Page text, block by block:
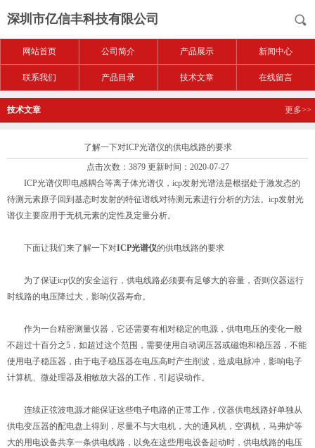
深圳市亿信丰科技有限公司
网站首页 公司简介 产品展示 新闻中心
联系我们 产品目录 技术文章 在线留言
技术文章 更多>>
了解一下对ICP光谱仪的供电线路的要求
点击次数：3879 更新时间：2020-07-27
ICP光谱仪即电感耦合等离子体光谱仪，icp发射光谱法是根据处于激发态的
待测元素原子回到基态时发射的特征谱线对待测元素进行分析的方法。icp发射光
谱仪主要应用于无机元素的定性及定量分析。
下面让我们来了解一下对ICP光谱仪的供电线路的要求
为了保证icp仪的安全运行，供电线路必须要有足够大的容量，否则仪器运行
时线路的电压降过大，影响仪器寿命。
作为一台精密测量仪器，它还需要有相对稳定的电源，供电电压的变化一般
不超过十百分之5，如超过这个范围，需要使用自动调压器或磁饱和稳压器，不能
使用电子稳压器，由于电子稳压器在电压高时产生削波，造成电脉冲，影响电子
计算机、微处理器及相敏放大器的工作，引起误动作。
连续正弦波电源才能保证这些电子电路的正常工作，仪器供电线路好单独从
供电变压器的配电盘上得到，尽量不与大电机，大的通风机，空调机，马弗炉等
大的用电设备共享一条供电线路，以免在这些用电设备起动时，供电线路的电压